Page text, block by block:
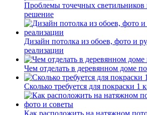
Проблемы точечных светильников
решение
Дизайн потолка из обоев, фото и
реализации
Чем отделать в деревянном доме
Сколько требуется для покраски 1
Как расположить на натяжном